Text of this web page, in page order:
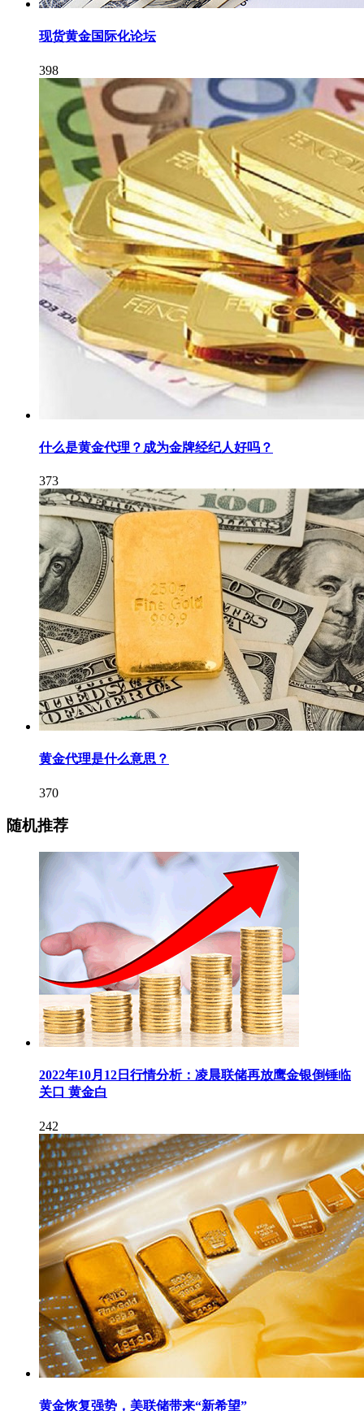
现货黄金国际化论坛
398
什么是黄金代理？成为金牌经纪人好吗？
373
黄金代理是什么意思？
370
随机推荐
2022年10月12日行情分析：凌晨联储再放鹰金银倒锤临
关口 黄金白
242
黄金恢复强势，美联储带来“新希望”